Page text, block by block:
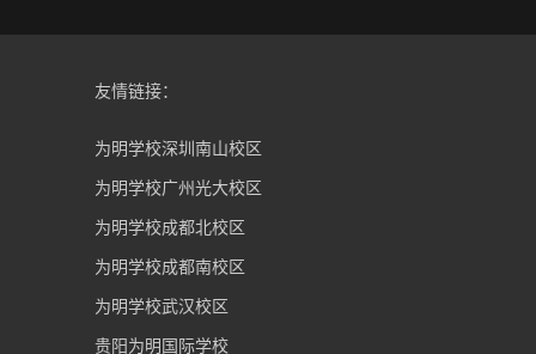
友情链接：
为明学校深圳南山校区
为明学校广州光大校区
为明学校成都北校区
为明学校成都南校区
为明学校武汉校区
贵阳为明国际学校